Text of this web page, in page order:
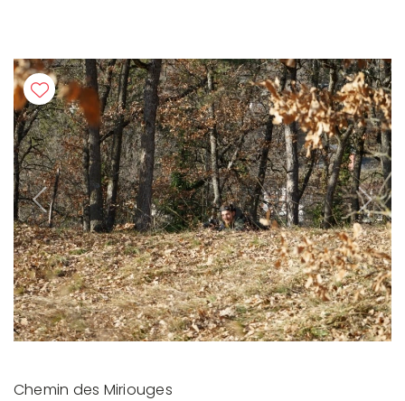
Previous Next
Chemin des Miriouges